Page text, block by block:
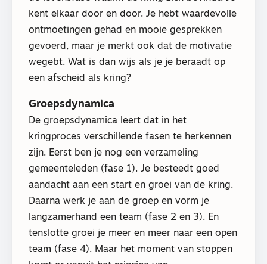
kent elkaar door en door. Je hebt waardevolle
ontmoetingen gehad en mooie gesprekken
gevoerd, maar je merkt ook dat de motivatie
wegebt. Wat is dan wijs als je je beraadt op
een afscheid als kring?
Groepsdynamica
De groepsdynamica leert dat in het
kringproces verschillende fasen te herkennen
zijn. Eerst ben je nog een verzameling
gemeenteleden (fase 1). Je besteedt goed
aandacht aan een start en groei van de kring.
Daarna werk je aan de groep en vorm je
langzamerhand een team (fase 2 en 3). En
tenslotte groei je meer en meer naar een open
team (fase 4). Maar het moment van stoppen